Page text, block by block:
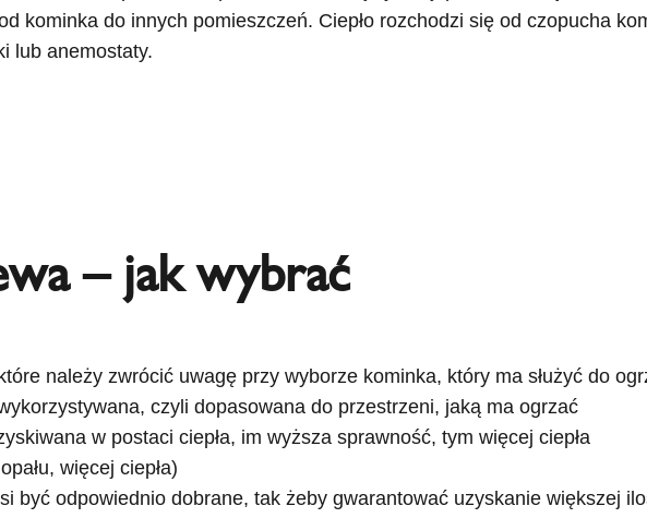
kominka do innych pomieszczeń. Ciepło rozchodzi się od czopucha
lub anemostaty.
– jak wybrać
należy zwrócić uwagę przy wyborze kominka, który ma służyć do
czyli dopasowana do przestrzeni, jaką ma ogrzać
w postaci ciepła, im wyższa sprawność, tym więcej ciepła
więcej ciepła)
być odpowiednio dobrane, tak żeby gwarantować uzyskanie większej